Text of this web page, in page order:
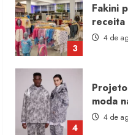
3
Fakini
4 de
4
moda
4 de